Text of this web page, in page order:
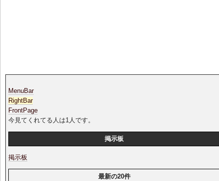
MenuBar
RightBar
FrontPage
今見てくれてる人は1人です。
掲示板
掲示板
最新の20件